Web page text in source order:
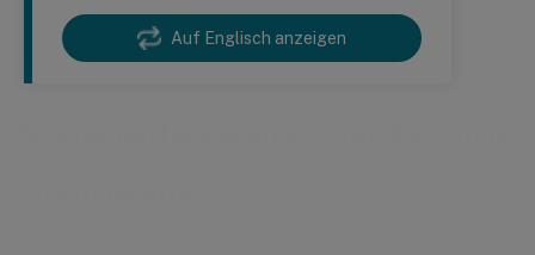
Auf Englisch anzeigen